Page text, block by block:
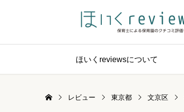
ほいくreviewsについて
レビュー 東京都 文京区